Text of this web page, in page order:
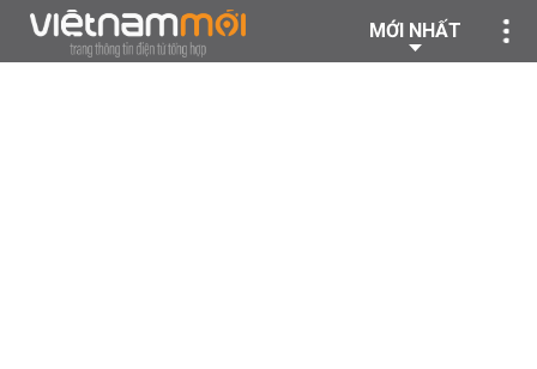
MỚI NHẤT